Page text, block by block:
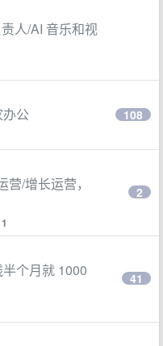
人/AI 音乐和视
公 108
/增长运营，
2
个月就 1000
41